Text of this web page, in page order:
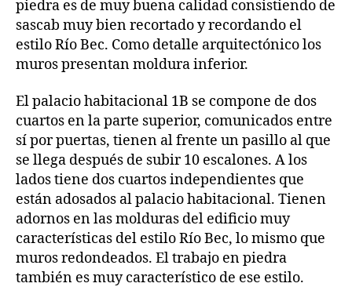
piedra es de muy buena calidad consistiendo de
sascab muy bien recortado y recordando el
estilo Río Bec. Como detalle arquitectónico los
muros presentan moldura inferior.
El palacio habitacional 1B se compone de dos
cuartos en la parte superior, comunicados entre
sí por puertas, tienen al frente un pasillo al que
se llega después de subir 10 escalones. A los
lados tiene dos cuartos independientes que
están adosados al palacio habitacional. Tienen
adornos en las molduras del edificio muy
características del estilo Río Bec, lo mismo que
muros redondeados. El trabajo en piedra
también es muy característico de ese estilo.